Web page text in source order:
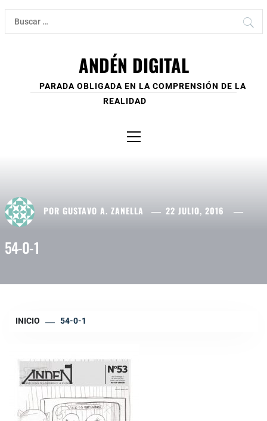
Ir
contenido
Buscar:
ANDÉN DIGITAL
PARADA OBLIGADA EN LA COMPRENSIÓN DE LA
REALIDAD
principal
POR GUSTAVO A. ZANELLA 22 JULIO, 2016
54-0-1
INICIO 54-0-1